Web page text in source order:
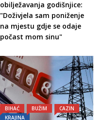
obilježavanja godišnjice:
"Doživjela sam poniženje
na mjestu gdje se odaje
počast mom sinu"
BIHAĆ BUŽIM
CAZIN
KRAJINA